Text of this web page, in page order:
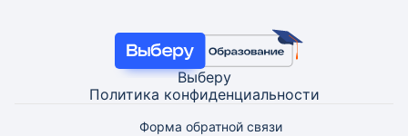
Выберу
Политика конфиденциальности
Форма обратной связи